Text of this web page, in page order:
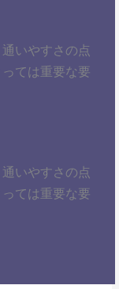
いやすさの点
ては重要な要
いやすさの点
ては重要な要